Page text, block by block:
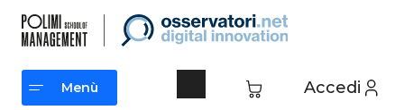
contenuto
Accedi
Menù